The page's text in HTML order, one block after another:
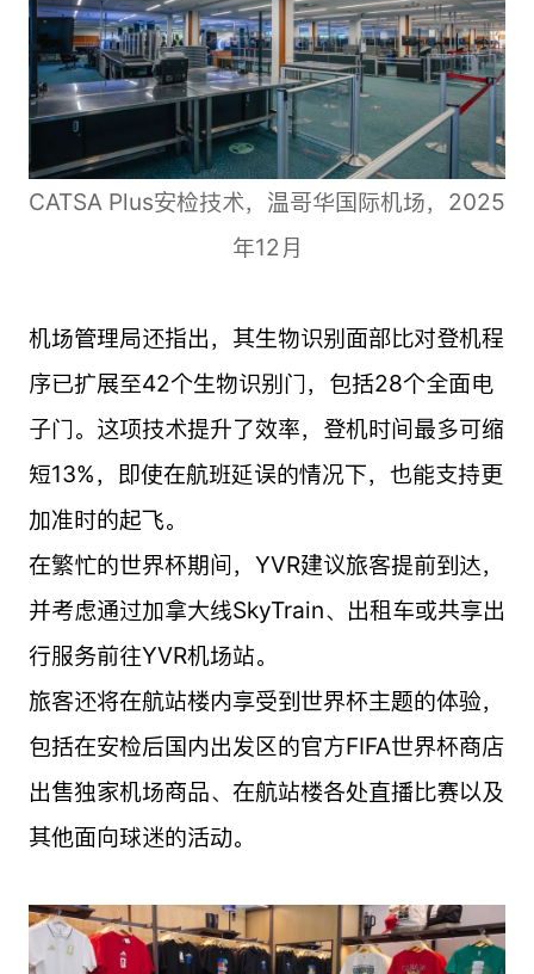
CATSA Plus安检技术，温哥华国际机场，2025
年12月
机场管理局还指出，其生物识别面部比对登机程
序已扩展至42个生物识别门，包括28个全面电
子门。这项技术提升了效率，登机时间最多可缩
短13%，即使在航班延误的情况下，也能支持更
加准时的起飞。
在繁忙的世界杯期间，YVR建议旅客提前到达，
并考虑通过加拿大线SkyTrain、出租车或共享出
行服务前往YVR机场站。
旅客还将在航站楼内享受到世界杯主题的体验，
包括在安检后国内出发区的官方FIFA世界杯商店
出售独家机场商品、在航站楼各处直播比赛以及
其他面向球迷的活动。